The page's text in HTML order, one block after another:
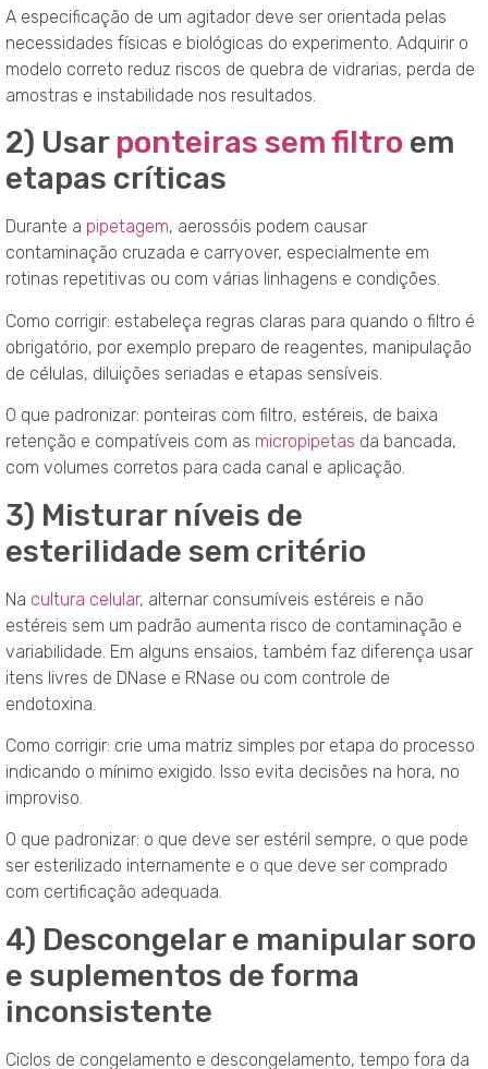
A especificação de um agitador deve ser orientada pelas
necessidades físicas e biológicas do experimento. Adquirir o
modelo correto reduz riscos de quebra de vidrarias, perda de
amostras e instabilidade nos resultados.
2) Usar ponteiras sem filtro em
etapas críticas
Durante a pipetagem, aerossóis podem causar
contaminação cruzada e carryover, especialmente em
rotinas repetitivas ou com várias linhagens e condições.
Como corrigir: estabeleça regras claras para quando o filtro é
obrigatório, por exemplo preparo de reagentes, manipulação
de células, diluições seriadas e etapas sensíveis.
O que padronizar: ponteiras com filtro, estéreis, de baixa
retenção e compatíveis com as micropipetas da bancada,
com volumes corretos para cada canal e aplicação.
3) Misturar níveis de
esterilidade sem critério
Na cultura celular, alternar consumíveis estéreis e não
estéreis sem um padrão aumenta risco de contaminação e
variabilidade. Em alguns ensaios, também faz diferença usar
itens livres de DNase e RNase ou com controle de
endotoxina.
Como corrigir: crie uma matriz simples por etapa do processo
indicando o mínimo exigido. Isso evita decisões na hora, no
improviso.
O que padronizar: o que deve ser estéril sempre, o que pode
ser esterilizado internamente e o que deve ser comprado
com certificação adequada.
4) Descongelar e manipular soro
e suplementos de forma
inconsistente
Ciclos de congelamento e descongelamento, tempo fora da